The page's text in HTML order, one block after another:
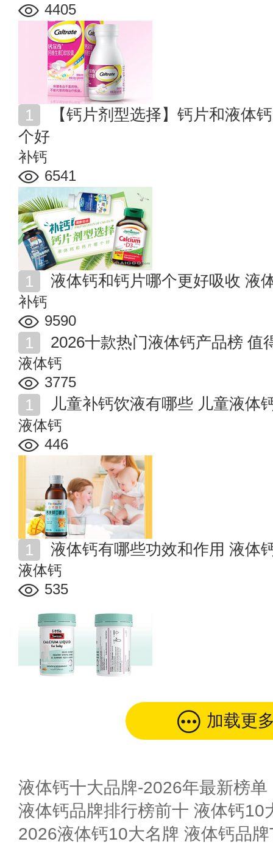
4405
个好
补钙
6541
液体钙和钙片哪个更好吸收 液
补钙
9590
2026十款热门液体钙产品榜 值
液体钙
3775
儿童补钙饮液有哪些 儿童液体
液体钙
446
液体钙有哪些功效和作用 液体
液体钙
535
加载更
液体钙十大品牌-2026年最新榜单
液体钙品牌排行榜前十 液体钙10
2026液体钙10大名牌 液体钙品